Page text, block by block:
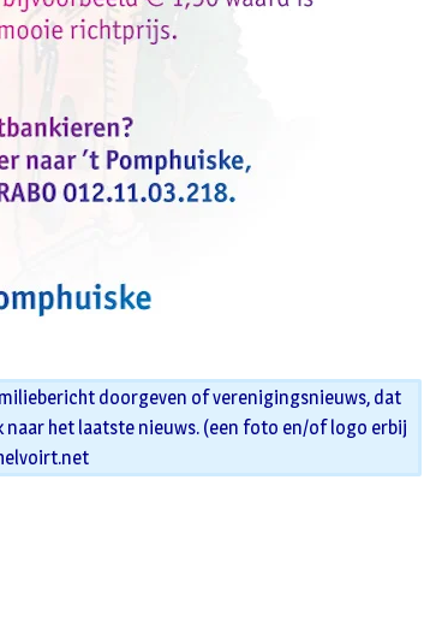
doorgeven of verenigingsnieuws, dat
naar het laatste nieuws. (een foto en/of logo erbij